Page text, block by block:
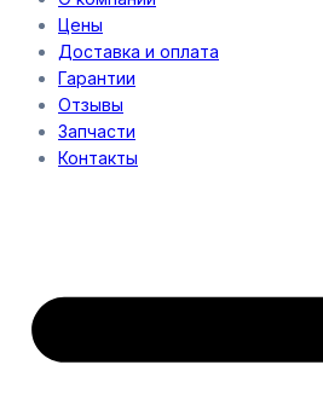
Цены
Доставка и оплата
Гарантии
Отзывы
Запчасти
Контакты